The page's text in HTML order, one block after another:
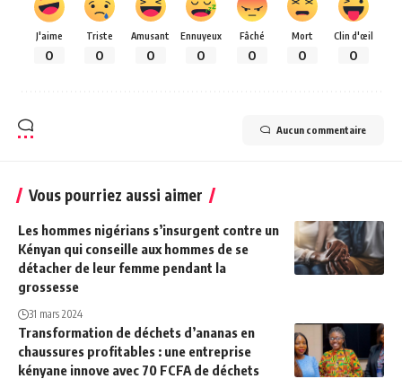
J'aime
0
Triste
0
Amusant
0
Ennuyeux
0
Fâché
0
Mort
0
Clin d'œil
0
Aucun commentaire
Vous pourriez aussi aimer
Les hommes nigérians s’insurgent contre un
Kényan qui conseille aux hommes de se
détacher de leur femme pendant la
grossesse
31 mars 2024
Transformation de déchets d’ananas en
chaussures profitables : une entreprise
kényane innove avec 70 FCFA de déchets